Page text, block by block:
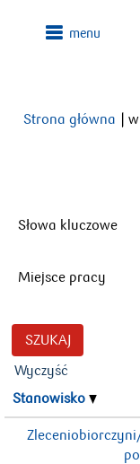
Strona główna |
Słowa kluczowe
Miejsce pracy
Wyczyść
Stanowisko